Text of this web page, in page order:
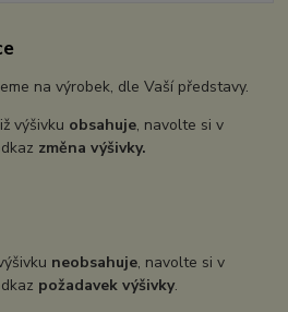
na výrobek, dle Vaší představy.
výšivku obsahuje, navolte si v
změna výšivky.
neobsahuje, navolte si v
požadavek výšivky.